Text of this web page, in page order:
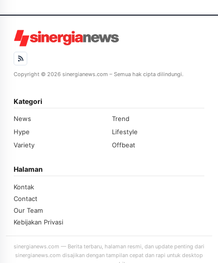
Copyright © 2026 sinergianews.com – Semua hak cipta dilindungi.
Kategori
News
Trend
Hype
Lifestyle
Variety
Offbeat
Halaman
Kontak
Contact
Our Team
Kebijakan Privasi
sinergianews.com — Berita terbaru, halaman resmi, dan update penting dari
sinergianews.com disajikan dengan tampilan cepat dan rapi untuk desktop